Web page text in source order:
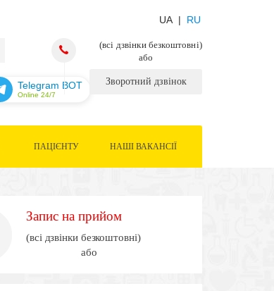
(всі дзвінки безкоштовні)
або
Зворотний дзвінок
UA | RU
Telegram BOT
Online 24/7
ПАЦІЄНТУ НАШІ ВАКАНСІЇ
Запис на прийом
(всі дзвінки безкоштовні)
або